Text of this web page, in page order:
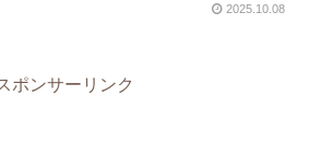
2025.10.08
ポンサーリンク